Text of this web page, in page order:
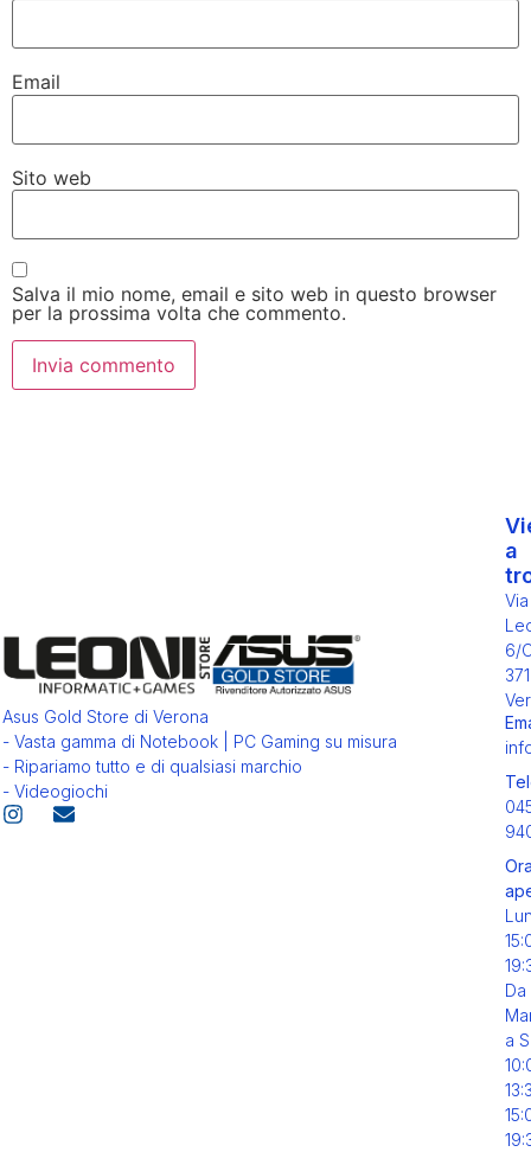
Email
Sito web
Salva il mio nome, email e sito web in questo browser
per la prossima volta che commento.
Asus Gold Store di Verona
- Vasta gamma di Notebook | PC Gaming su misura
- Ripariamo tutto e di qualsiasi marchio
- Videogiochi
a
Via
6/
Da
a